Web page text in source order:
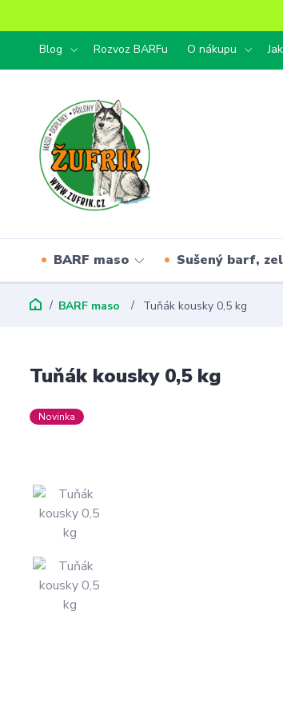
Blog Rozvoz BARFu O nákupu
BARF maso Sušený barf,
BARF maso Tuňák kousky 0,5 kg
Tuňák kousky 0,5 kg
Novinka